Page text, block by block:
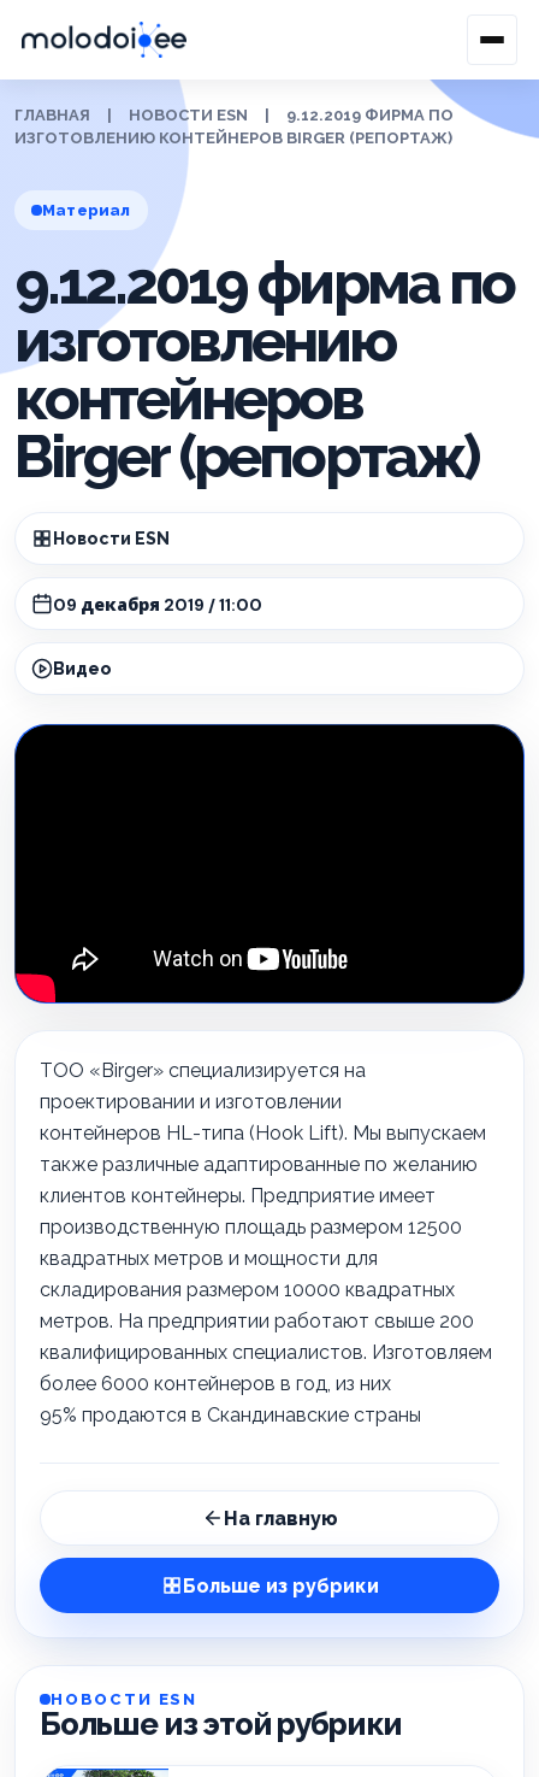
ГЛАВНАЯ НОВОСТИ ESN
9.12.2019 ФИРМА ПО
ИЗГОТОВЛЕНИЮ КОНТЕЙНЕРОВ BIRGER (РЕПОРТАЖ)
Материал
9.12.2019 фирма по
изготовлению
контейнеров
Birger (репортаж)
Новости ESN
09 декабря 2019 / 11:00
Видео
ТОО «Birger» специализируется на
проектировании и изготовлении
контейнеров HL-типа (Hook Lift). Мы выпускаем
также различные адаптированные по желанию
клиентов контейнеры. Предприятие имеет
производственную площадь размером 12500
квадратных метров и мощности для
складирования размером 10000 квадратных
метров. На предприятии работают свыше 200
квалифицированных специалистов. Изготовляем
более 6000 контейнеров в год, из них
95% продаются в Скандинавские страны
На главную
Больше из рубрики
НОВОСТИ ESN
Больше из этой рубрики